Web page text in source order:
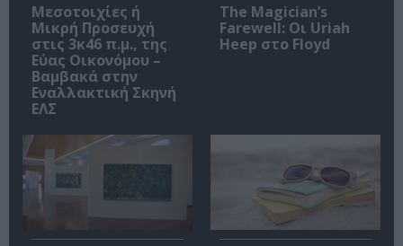
Μεσοτοιχίες ή
Μικρή Προσευχή
στις 3κ46 π.μ., της
Εύας Οικονόμου –
Βαμβακά στην
Εναλλακτική Σκηνή
ΕΛΣ
The Magician’s
Farewell: Οι Uriah
Heep στο Floyd